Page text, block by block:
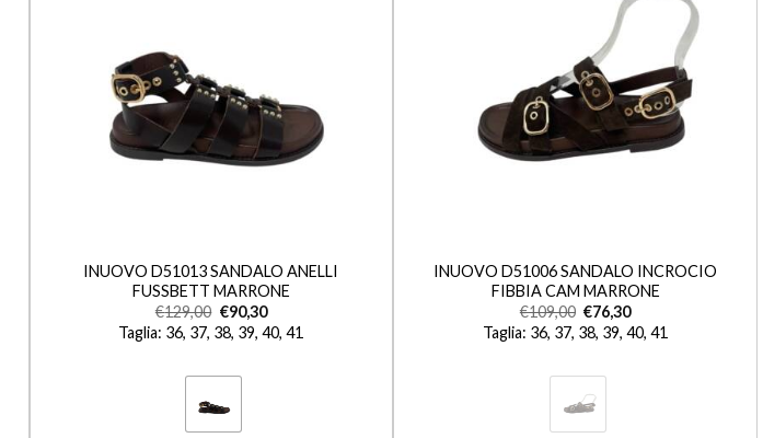
INUOVO D51013 SANDALO ANELLI
FUSSBETT MARRONE
€129,00 €90,30
Taglia: 36, 37, 38, 39, 40, 41
INUOVO D51006 SANDALO INCROCIO
FIBBIA CAM MARRONE
€109,00 €76,30
Taglia: 36, 37, 38, 39, 40, 41